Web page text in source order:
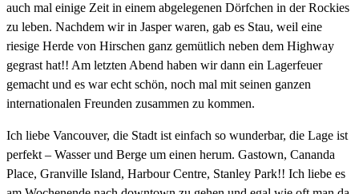
auch mal einige Zeit in einem abgelegenen Dörfchen in der Rockies
zu leben. Nachdem wir in Jasper waren, gab es Stau, weil eine
riesige Herde von Hirschen ganz gemütlich neben dem Highway
gegrast hat!! Am letzten Abend haben wir dann ein Lagerfeuer
gemacht und es war echt schön, noch mal mit seinen ganzen
internationalen Freunden zusammen zu kommen.
Ich liebe Vancouver, die Stadt ist einfach so wunderbar, die Lage ist
perfekt – Wasser und Berge um einen herum. Gastown, Cananda
Place, Granville Island, Harbour Centre, Stanley Park!! Ich liebe es